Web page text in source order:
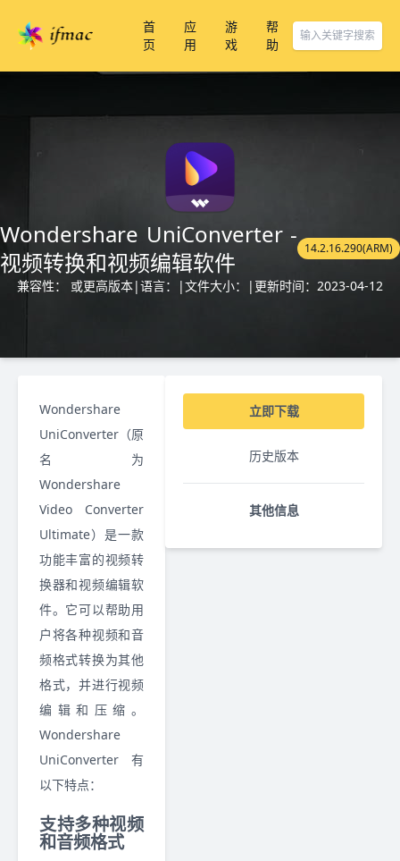
首
页
应
用
游
戏
帮
助
Wondershare UniConverter -
视频转换和视频编辑软件
14.2.16.290(ARM)
兼容性： 或更高版本|语言： |文件大小： | 更新时间：2023-04-12
Wondershare
UniConverter（原
名为
Wondershare
Video Converter
Ultimate）是一款
功能丰富的视频转
换器和视频编辑软
件。它可以帮助用
户将各种视频和音
频格式转换为其他
格式，并进行视频
编辑和压缩。
Wondershare
UniConverter 有
以下特点：
支持多种视频
和音频格式
立即下载
历史版本
其他信息